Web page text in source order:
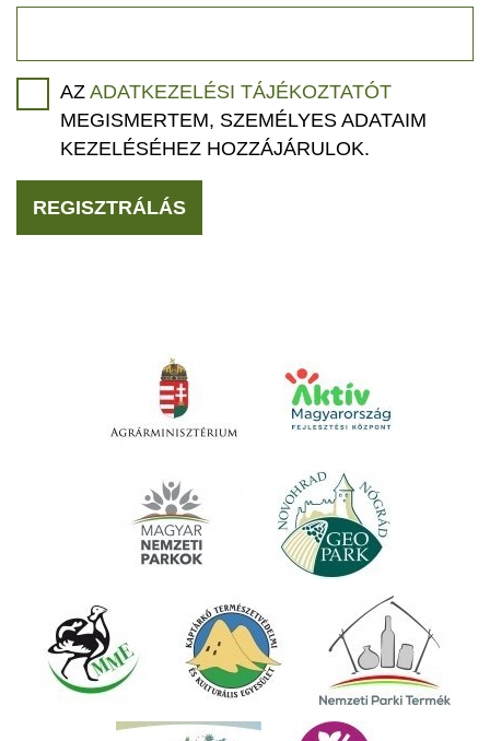
AZ ADATKEZELÉSI TÁJÉKOZTATÓT
MEGISMERTEM, SZEMÉLYES ADATAIM
KEZELÉSÉHEZ HOZZÁJÁRULOK.
REGISZTRÁLÁS